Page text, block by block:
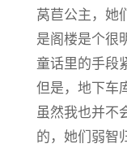
莴苣公主，她
是阁楼是个很
童话里的手段
但是，地下车
虽然我也并不
的，她们弱智